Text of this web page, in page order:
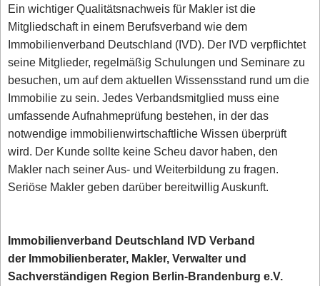
Ein wichtiger Qualitätsnachweis für Makler ist die
Mitgliedschaft in einem Berufsverband wie dem
Immobilienverband Deutschland (IVD). Der IVD verpflichtet
seine Mitglieder, regelmäßig Schulungen und Seminare zu
besuchen, um auf dem aktuellen Wissensstand rund um die
Immobilie zu sein. Jedes Verbandsmitglied muss eine
umfassende Aufnahmeprüfung bestehen, in der das
notwendige immobilienwirtschaftliche Wissen überprüft
wird. Der Kunde sollte keine Scheu davor haben, den
Makler nach seiner Aus- und Weiterbildung zu fragen.
Seriöse Makler geben darüber bereitwillig Auskunft.
Immobilienverband Deutschland IVD Verband
der Immobilienberater, Makler, Verwalter und
Sachverständigen Region Berlin-Brandenburg e.V.